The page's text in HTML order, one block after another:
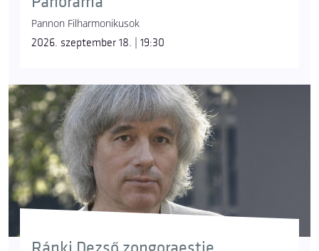
Pannon Filharmonikusok
2026. szeptember 18. | 19:30